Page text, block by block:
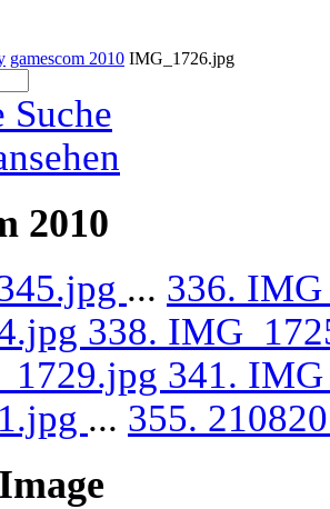
gamescom 2010 IMG_1726.jpg
Suche
2010
... 336.
338.
341.
... 355.